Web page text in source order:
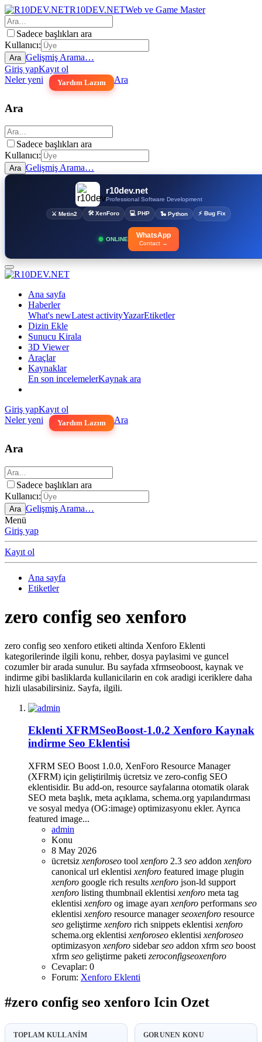
R10DEV.NETWeb ve Game Master
Sadece başlıkları ara
Kullanıcı:
Ara Gelişmiş Arama…
Giriş yapKayıt ol
Neler yeni
Yardım Lazım Ara
Ara
Sadece başlıkları ara
Kullanıcı:
Ara Gelişmiş Arama…
r10dev.net
Professional Software Development
⚔ Metin2 🛠 XenForo 💻 PHP 🐍 Python ⚡ Bug Fix
ONLINE WhatsApp
Contact →
Ana sayfa
Haberler
What's newLatest activityYazarEtiketler
Dizin Ekle
Sunucu Kirala
3D Viewer
Araçlar
Kaynaklar
En son incelemelerKaynak ara
Giriş yapKayıt ol
Neler yeni
Yardım Lazım Ara
Ara
Sadece başlıkları ara
Kullanıcı:
Ara Gelişmiş Arama…
Menü
Giriş yap
Kayıt ol
Ana sayfa
Etiketler
zero config seo xenforo
zero config seo xenforo etiketi altinda Xenforo Eklenti
kategorilerinde ilgili konu, rehber, dosya paylasimi ve guncel
cozumler bir arada sunulur. Bu sayfada xfrmseoboost, kaynak ve
indirme gibi basliklarda kullanicilarin en cok aradigi iceriklere daha
hizli ulasabilirsiniz. Sayfa, ilgili.
Eklenti XFRMSeoBoost-1.0.2 Xenforo Kaynak
indirme Seo Eklentisi
XFRM SEO Boost 1.0.0, XenForo Resource Manager
(XFRM) için geliştirilmiş ücretsiz ve zero-config SEO
eklentisidir. Bu add-on, resource sayfalarına otomatik olarak
SEO meta başlık, meta açıklama, schema.org yapılandırması
ve sosyal medya (OG:image) optimizasyonu ekler. Ayrıca
featured image...
admin
Konu
8 May 2026
ücretsiz xenforoseo tool xenforo 2.3 seo addon xenforo
canonical url eklentisi xenforo featured image plugin
xenforo google rich results xenforo json-ld support
xenforo listing thumbnail eklentisi xenforo meta tag
eklentisi xenforo og image ayarı xenforo performans seo
eklentisi xenforo resource managerseoxenforo resource
seo geliştirme xenforo rich snippets eklentisi xenforo
schema.org eklentisi xenforoseo eklentisi xenforoseo
optimizasyon xenforo sidebarseo addon xfrm seo boost
xfrm seo geliştirme paketi zeroconfigseoxenforo
Cevaplar: 0
Forum: Xenforo Eklenti
#zero config seo xenforo Icin Ozet
TOPLAM KULLANIM GORUNEN KONU